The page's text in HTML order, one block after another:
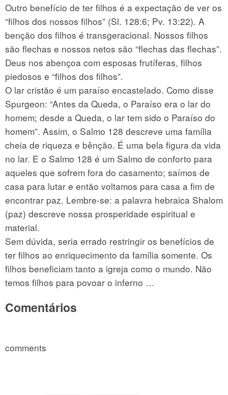
Outro benefício de ter filhos é a expectação de ver os
“filhos dos nossos filhos” (Sl. 128:6; Pv. 13:22). A
benção dos filhos é transgeracional. Nossos filhos
são flechas e nossos netos são “flechas das flechas”.
Deus nos abençoa com esposas frutíferas, filhos
piedosos e “filhos dos filhos”.
O lar cristão é um paraíso encastelado. Como disse
Spurgeon: “Antes da Queda, o Paraíso era o lar do
homem; desde a Queda, o lar tem sido o Paraíso do
homem”. Assim, o Salmo 128 descreve uma família
cheia de riqueza e bênção. É uma bela figura da vida
no lar. E o Salmo 128 é um Salmo de conforto para
aqueles que sofrem fora do casamento; saímos de
casa para lutar e então voltamos para casa a fim de
encontrar paz. Lembre-se: a palavra hebraica Shalom
(paz) descreve nossa prosperidade espiritual e
material.
Sem dúvida, seria errado restringir os benefícios de
ter filhos ao enriquecimento da família somente. Os
filhos beneficiam tanto a igreja como o mundo. Não
temos filhos para povoar o inferno …
Comentários
comments